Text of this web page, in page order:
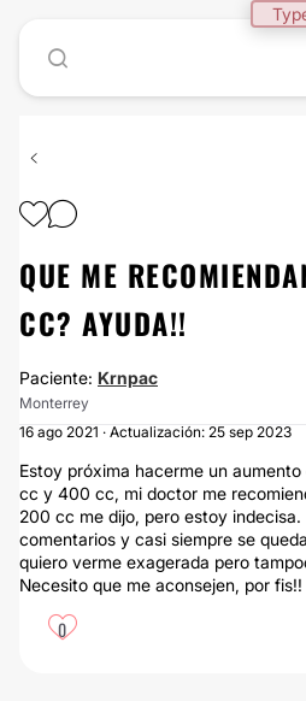
QUE ME
CC? AYUDA!!
Paciente: Krnpac
Monterrey
16 ago 2021 · Actualización: 25 sep 2023
Estoy próxima hacerme un
cc y 400 cc, mi doctor me
200 cc me dijo, pero estoy indecisa.
comentarios y casi siempre se
quiero verme exagerada pero
Necesito que me aconsejen, por fis!!
0